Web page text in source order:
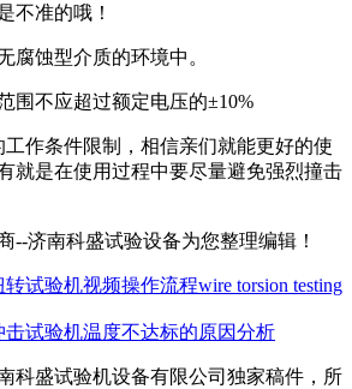
不准的哦！
腐蚀型介质的环境中。
围不应超过额定电压的±10%
工作条件限制，相信亲们就能更好的使
就是在使用过程中要尽量避免强烈撞击
--济南科盛试验设备为您整理编辑！
试验机视频操作流程wire torsion testing
击试验机温度不达标的原因分析
科盛试验机设备有限公司独家稿件，所